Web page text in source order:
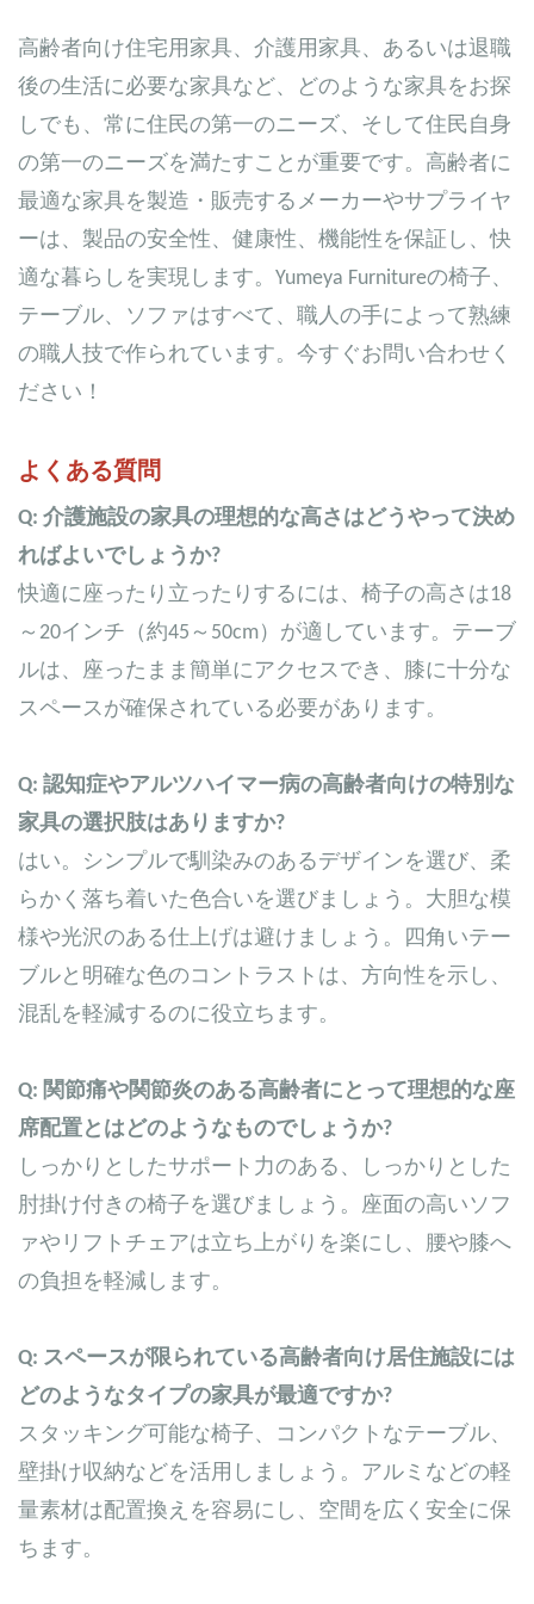
高齢者向け住宅用家具、介護用家具、あるいは退職
後の生活に必要な家具など、どのような家具をお探
しでも、常に住民の第一のニーズ、そして住民自身
の第一のニーズを満たすことが重要です。高齢者に
最適な家具を製造・販売するメーカーやサプライヤ
ーは、製品の安全性、健康性、機能性を保証し、快
適な暮らしを実現します。Yumeya Furnitureの椅子、
テーブル、ソファはすべて、職人の手によって熟練
の職人技で作られています。今すぐお問い合わせく
ださい！
よくある質問
Q: 介護施設の家具の理想的な高さはどうやって決め
ればよいでしょうか?
快適に座ったり立ったりするには、椅子の高さは18
～20インチ（約45～50cm）が適しています。テーブ
ルは、座ったまま簡単にアクセスでき、膝に十分な
スペースが確保されている必要があります。
Q: 認知症やアルツハイマー病の高齢者向けの特別な
家具の選択肢はありますか?
はい。シンプルで馴染みのあるデザインを選び、柔
らかく落ち着いた色合いを選びましょう。大胆な模
様や光沢のある仕上げは避けましょう。四角いテー
ブルと明確な色のコントラストは、方向性を示し、
混乱を軽減するのに役立ちます。
Q: 関節痛や関節炎のある高齢者にとって理想的な座
席配置とはどのようなものでしょうか?
しっかりとしたサポート力のある、しっかりとした
肘掛け付きの椅子を選びましょう。座面の高いソフ
ァやリフトチェアは立ち上がりを楽にし、腰や膝へ
の負担を軽減します。
Q: スペースが限られている高齢者向け居住施設には
どのようなタイプの家具が最適ですか?
スタッキング可能な椅子、コンパクトなテーブル、
壁掛け収納などを活用しましょう。アルミなどの軽
量素材は配置換えを容易にし、空間を広く安全に保
ちます。